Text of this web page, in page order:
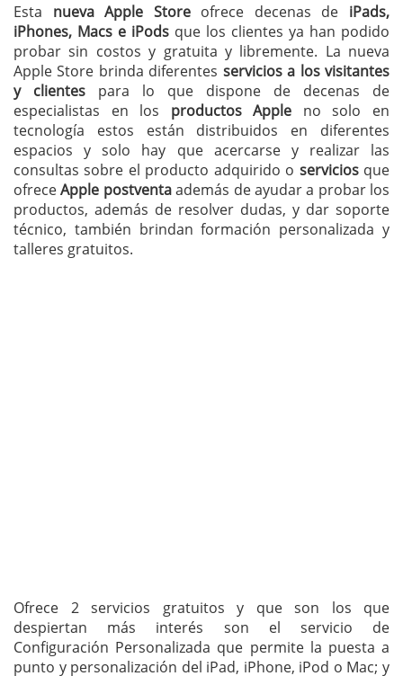
Esta nueva Apple Store ofrece decenas de iPads,
iPhones, Macs e iPods que los clientes ya han podido
probar sin costos y gratuita y libremente. La nueva
Apple Store brinda diferentes servicios a los visitantes
y clientes para lo que dispone de decenas de
especialistas en los productos Apple no solo en
tecnología estos están distribuidos en diferentes
espacios y solo hay que acercarse y realizar las
consultas sobre el producto adquirido o serviciosque
ofreceApple postventaademás de ayudar a probar los
productos, además de resolver dudas, y dar soporte
técnico, también brindan formación personalizada y
talleres gratuitos.
Ofrece 2 servicios gratuitos y que son los que
despiertan más interés son el servicio de
Configuración Personalizada que permite la puesta a
punto y personalización del iPad, iPhone, iPod o Mac; y